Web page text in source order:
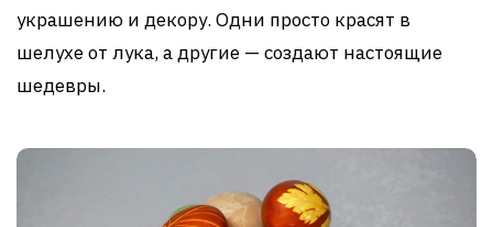
украшению и декору. Одни просто красят в
шелухе от лука, а другие — создают настоящие
шедевры.